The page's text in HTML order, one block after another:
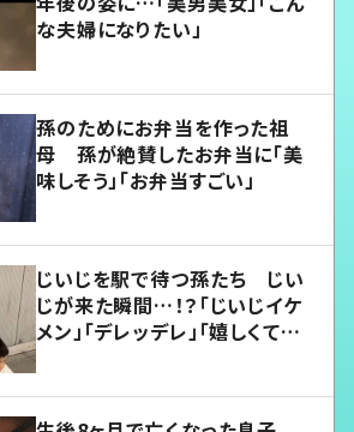
な夫婦になりたい」
孫のためにお弁当を作った祖
母 孫が絶賛したお弁当に「美
味しそう」「お弁当すごい」
じいじを駅で待つ孫たち じい
じが来た瞬間…！？「じいじイケ
メン」「デレッデレ」「嬉しくて可